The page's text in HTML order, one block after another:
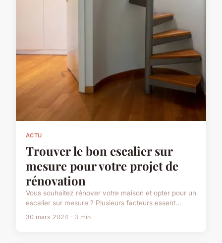
ACTU
Trouver le bon escalier sur
mesure pour votre projet de
rénovation
Vous souhaitez rénover votre maison et opter pour un
escalier sur mesure ? Plusieurs facteurs essent...
30 mars 2024 · 3 min